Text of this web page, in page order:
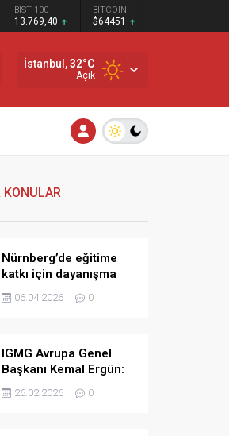
BIST 100
13.769,40
BITCOIN
$64451
İstanbul,32°C
Açık
KONULAR
Nürnberg’de eğitime
katkı için dayanışma
kahvaltısı
06.04.2026 0
IGMG Avrupa Genel
Başkanı Kemal Ergün:
Müslümanlara yönelik
ön yargılar arttı.
26.02.2026 0